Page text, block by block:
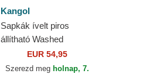
Kangol
Sapkák ívelt piros
állítható Washed
Baseball Cordovan
Kangol
EUR 54,95
Szerezd meg holnap, 7.